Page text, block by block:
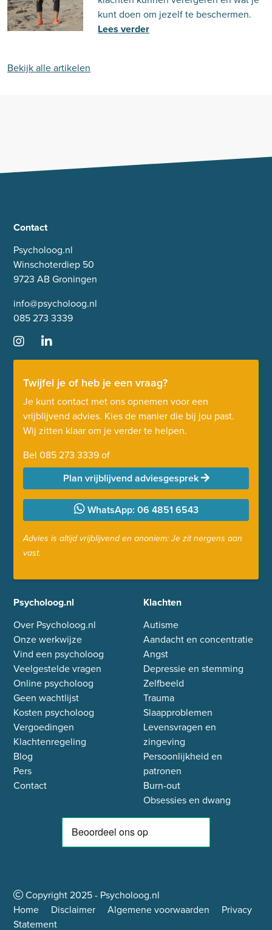
kunt doen om jezelf te beschermen.
Lees verder
Bekijk alle artikelen
Contact
Psycholoog.nl
Winschoterdiep 50
9723 AB Groningen
info@psycholoog.nl
085 273 3339
Twijfel je of heb je een vraag?
Je kunt contact met ons opnemen voor een
vrijblijvend advies. Kies de manier die bij jou past.
Wij zitten klaar om je verder te helpen.
Bel 085 273 3339of
Plan vrijblijvend adviesgesprek
WhatsApp: 06 4851 6543
Advies is altijd vrijblijvend en anoniem: Je zit nergens aan
vast.
Psycholoog.nl
Over Psycholoog.nl
Onze werkwijze
Vind een psycholoog
Veelgestelde vragen
Online psycholoog
Geen wachtlijst
Kosten psycholoog
Vergoedingen
Klachtenregeling
Blog
Pers
Contact
Klachten
Autisme
Aandacht en concentratie
Angst
Depressie en stemming
Zelfbeeld
Trauma
Slaapproblemen
Levensvragen en
zingeving
Persoonlijkheid en
patronen
Burn-out
Obsessies en dwang
Copyright2025- Psycholoog.nl
Home
Disclaimer Algemene voorwaarden
Privacy
Statement